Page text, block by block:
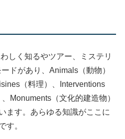
しく知るやツアー、ミステリ
ドがあり、Animals（動物）
（料理）、Interventions
Monuments（文化的建造物）
ます。あらゆる知識がここに
す。